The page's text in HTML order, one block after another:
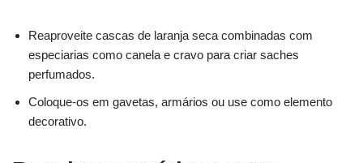
Reaproveite cascas de laranja seca combinadas com
especiarias como canela e cravo para criar saches
perfumados.
Coloque-os em gavetas, armários ou use como elemento
decorativo.